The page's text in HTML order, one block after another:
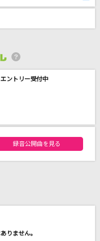
ントリー受付中
リーランキング
録音公開曲を見る